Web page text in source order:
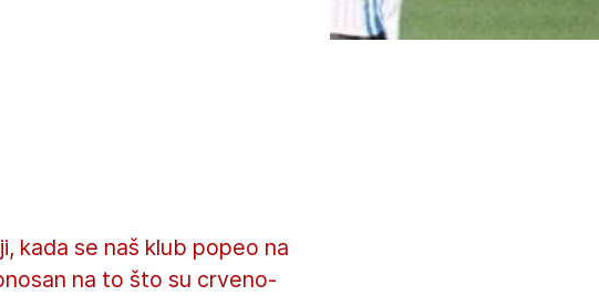
kada se naš klub popeo na
na to što su crveno-